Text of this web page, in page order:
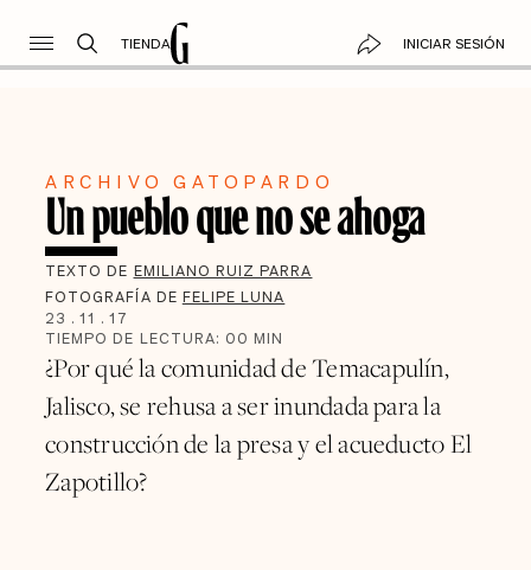
TIENDA INICIAR SESIÓN
ARCHIVO GATOPARDO
Un pueblo que no se ahoga
TEXTO DE EMILIANO RUIZ PARRA
FOTOGRAFÍA DE FELIPE LUNA
23 . 11 . 17
TIEMPO DE LECTURA: 00 MIN
¿Por qué la comunidad de Temacapulín,
Jalisco, se rehusa a ser inundada para la
construcción de la presa y el acueducto El
Zapotillo?